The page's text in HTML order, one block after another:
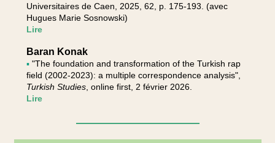
Universitaires de Caen, 2025, 62, p. 175-193. (avec
Hugues Marie Sosnowski)
Lire
Baran Konak
▪"The foundation and transformation of the Turkish rap
field (2002-2023): a multiple correspondence analysis",
Turkish Studies, online first, 2 février 2026.
Lire